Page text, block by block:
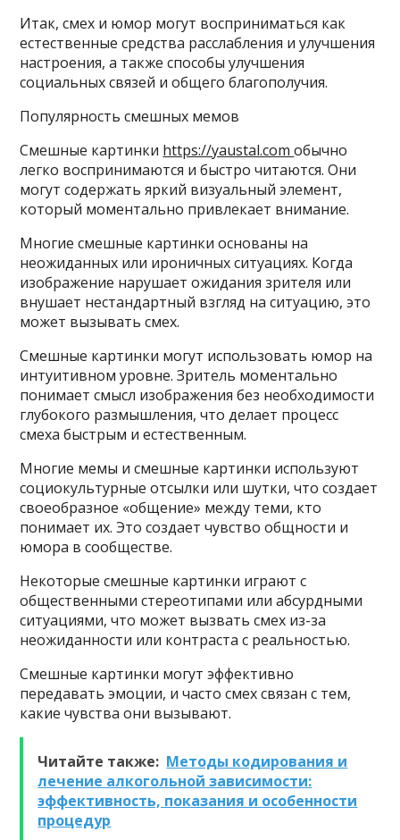
Итак, смех и юмор могут восприниматься как
естественные средства расслабления и улучшения
настроения, а также способы улучшения
социальных связей и общего благополучия.
Популярность смешных мемов
Смешные картинки https://yaustal.comобычно
легко воспринимаются и быстро читаются. Они
могут содержать яркий визуальный элемент,
который моментально привлекает внимание.
Многие смешные картинки основаны на
неожиданных или ироничных ситуациях. Когда
изображение нарушает ожидания зрителя или
внушает нестандартный взгляд на ситуацию, это
может вызывать смех.
Смешные картинки могут использовать юмор на
интуитивном уровне. Зритель моментально
понимает смысл изображения без необходимости
глубокого размышления, что делает процесс
смеха быстрым и естественным.
Многие мемы и смешные картинки используют
социокультурные отсылки или шутки, что создает
своеобразное «общение» между теми, кто
понимает их. Это создает чувство общности и
юмора в сообществе.
Некоторые смешные картинки играют с
общественными стереотипами или абсурдными
ситуациями, что может вызвать смех из-за
неожиданности или контраста с реальностью.
Смешные картинки могут эффективно
передавать эмоции, и часто смех связан с тем,
какие чувства они вызывают.
Читайте также: Методы кодирования и
лечение алкогольной зависимости:
эффективность, показания и особенности
процедур